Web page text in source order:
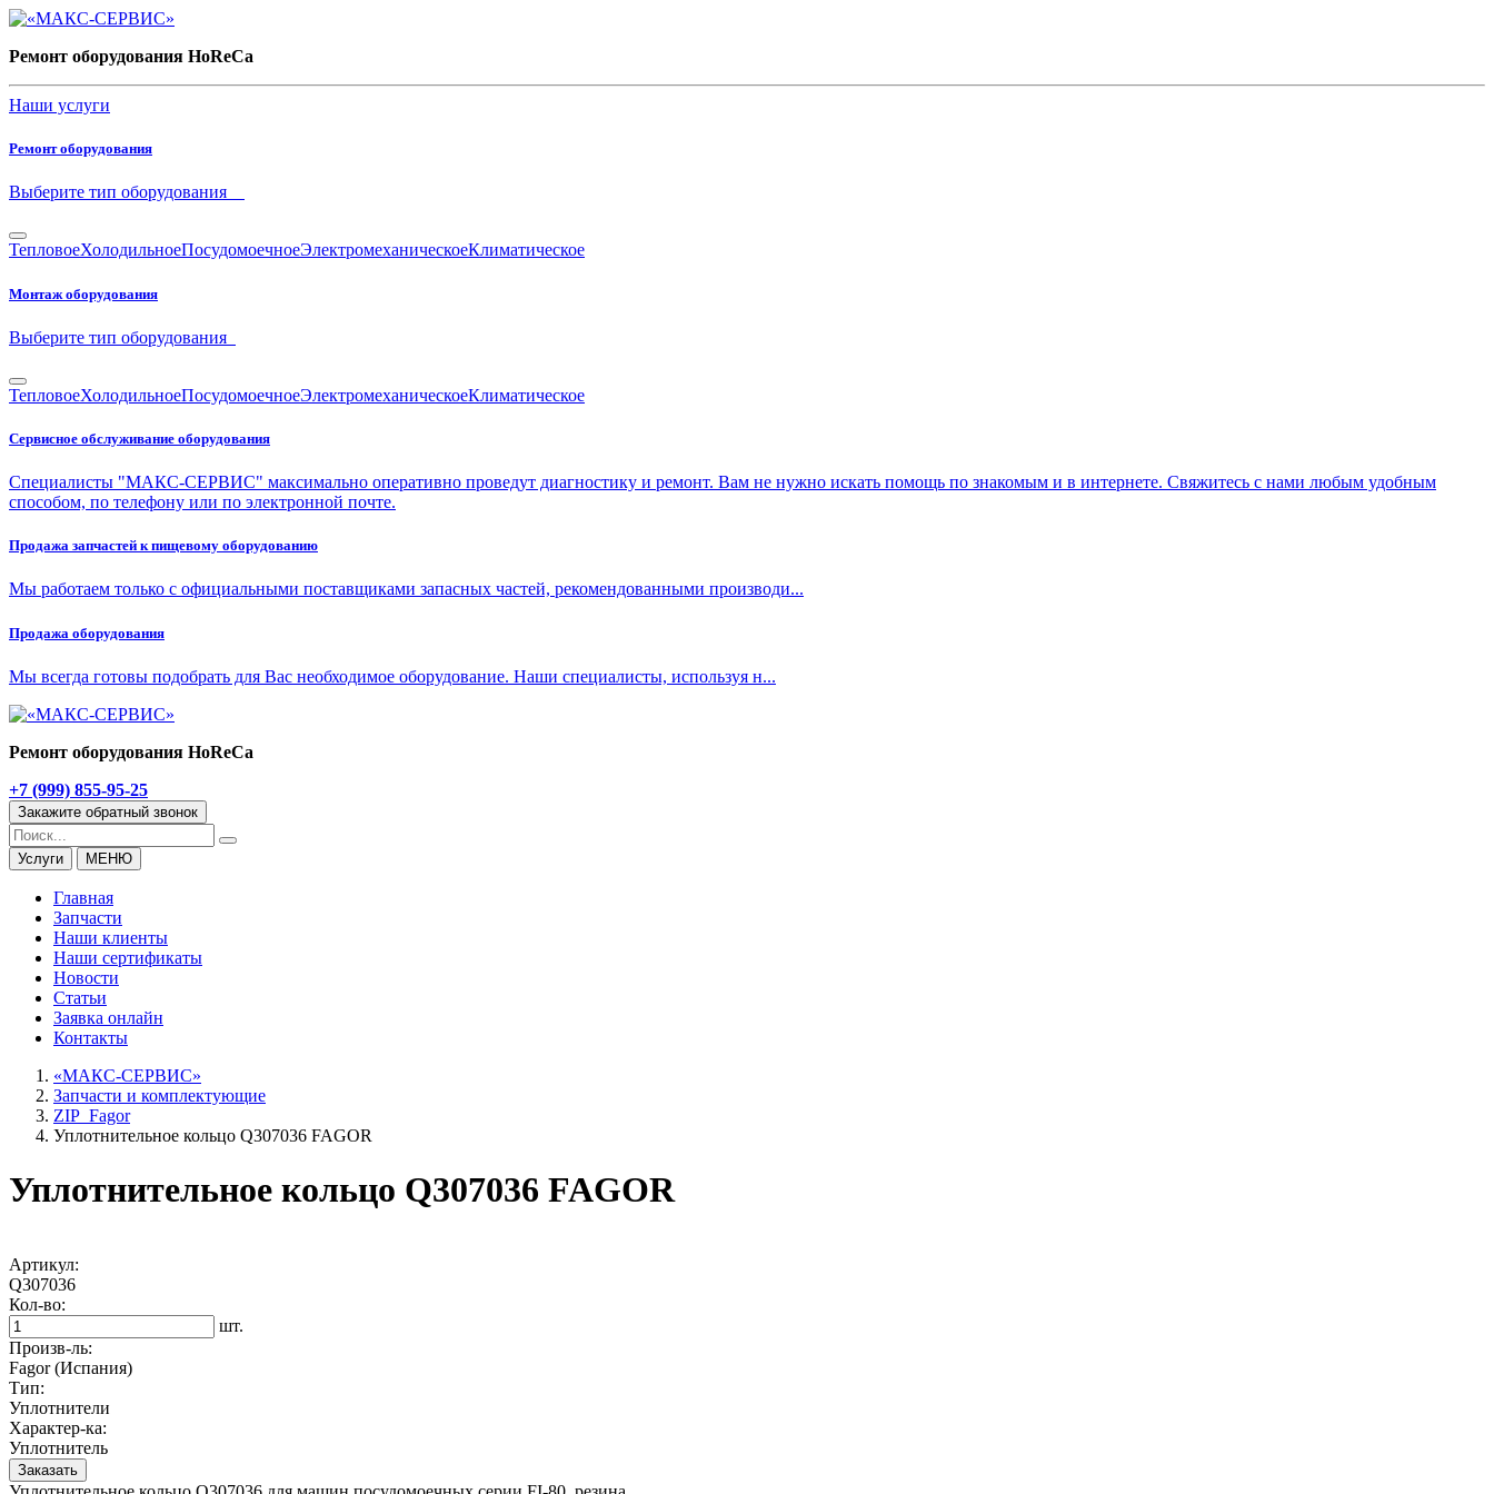
Ремонт оборудования HoReCa
Наши услуги
Ре­монт обо­ру­до­ва­ния
Вы­бе­ри­те тип обо­ру­до­ва­ния
ТепловоеХолодильноеПосудомоечноеЭлектромеханическоеКлиматическое
Мон­таж обо­ру­до­ва­ния
Вы­бе­ри­те тип обо­ру­до­ва­ния
ТепловоеХолодильноеПосудомоечноеЭлектромеханическоеКлиматическое
Сер­вис­ное об­слу­жи­ва­ние обо­ру­до­ва­ния
Специалисты "МАКС-СЕРВИС" максимально оперативно проведут диагностику и ремонт. Вам не нужно искать помощь по знакомым и в интернете. Свяжитесь с нами любым удобным
способом, по телефону или по электронной почте.
Про­да­жа зап­ча­стей к пи­ще­во­му обо­ру­до­ва­нию
Мы ра­бо­та­ем толь­ко с офи­ци­аль­ны­ми по­став­щи­ка­ми за­пас­ных ча­стей, ре­ко­мен­до­ван­ны­ми про­из­во­ди...
Про­да­жа обо­ру­до­ва­ния
Мы все­гда го­то­вы по­до­брать для Вас необ­хо­ди­мое обо­ру­до­ва­ние. На­ши спе­ци­а­ли­сты, ис­поль­зуя н...
Ремонт оборудования HoReCa
+7 (999) 855-95-25
Закажите обратный звонок
Услуги МЕНЮ
Главная
Запчасти
Наши клиенты
Наши сертификаты
Новости
Статьи
Заявка онлайн
Контакты
«МАКС-СЕРВИС»
Запчасти и комплектующие
ZIP_Fagor
Уплотнительное кольцо Q307036 FAGOR
Уплотнительное кольцо Q307036 FAGOR
Артикул:
Q307036
Кол-во:
шт.
Произв-ль:
Fagor (Испания)
Тип:
Уплотнители
Характер-ка:
Уплотнитель
Заказать